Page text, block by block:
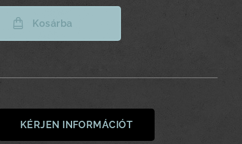
Kosárba
KÉRJEN INFORMÁCIÓT